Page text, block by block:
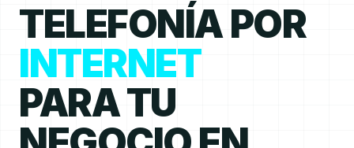
TELEFONÍA POR
INTERNET
PARA TU